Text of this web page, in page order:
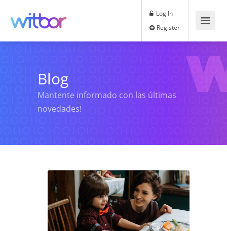
Log In
Blog
Mantente informado con las últimas
novedades!